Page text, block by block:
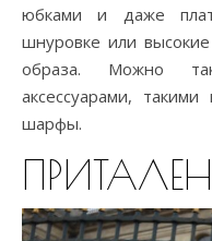
юбками и даже
шнуровке или
образа. Можно
аксессуарами,
шарфы.